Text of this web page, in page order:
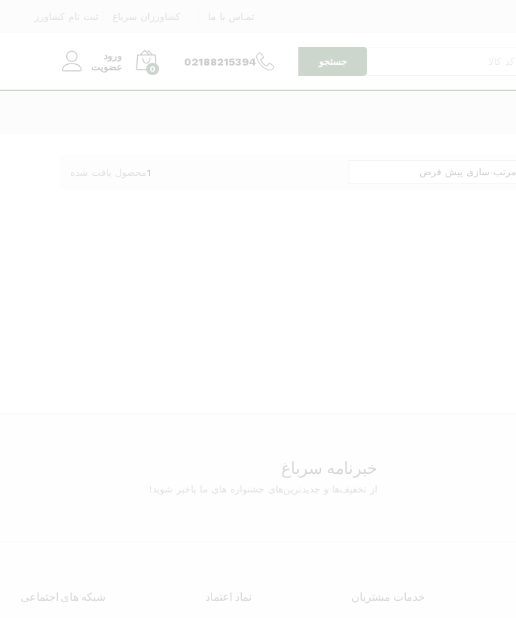
تمـاس با ما کشاورزان سرباغ ثبت نام کشاورز
جستجو 02188215394
0
ورود
عضویت
1محصول یافت شده مرتب سازی پیش فرض
خبرنامه سرباغ
از تخفیف‌ها و جدیدترین‌های جشنواره های ما باخبر شوید!
خدمات مشتریان نماد اعتماد شبکه های اجتماعی